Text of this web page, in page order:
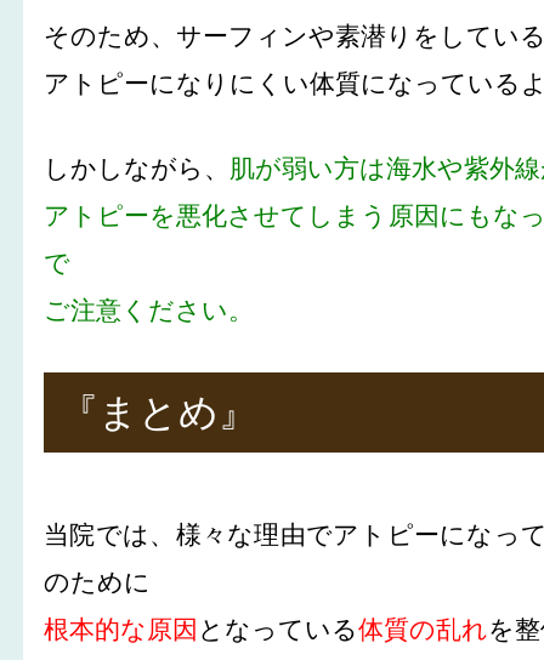
そのため、サーフィンや素潜りをしてい
アトピーになりにくい体質になっている
しかしながら、 肌が弱い方は海水や紫外
アトピーを悪化させてしまう原因にもな
で
ご注意ください。
『まとめ』
当院では、様々な理由でアトピーになっ
のために
根本的な原因 となっている体質の乱れを